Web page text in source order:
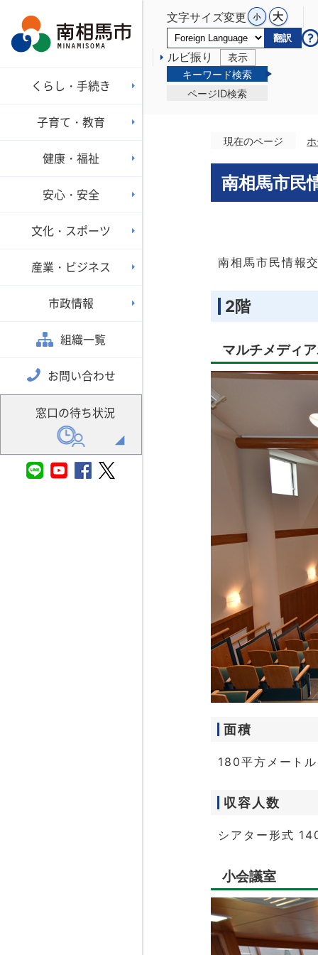
文字サイズ変更
翻訳
ルビ振り
表示
キーワード検索
ページID検索
くらし・手続き
子育て・教育
健康・福祉
安心・安全
文化・スポーツ
産業・ビジネス
市政情報
組織一覧
お問い合わせ
窓口の待ち状況
現在のページ
南相馬市民
南相馬市民情報
2階
マルチメディ
面積
180平方メートル
収容人数
シアター形式
小会議室